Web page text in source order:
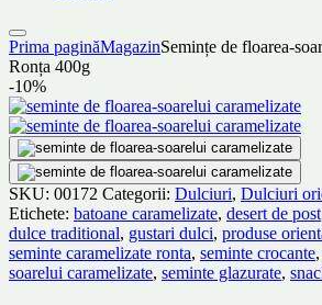
Prima paginăMagazinSemințe de floarea-
Ronța 400g
-10%
SKU: 00172 Categorii: Dulciuri, Dulciuri
Etichete: batoane caramelizate, desert de post
dulce traditional, gustari dulci, produse
seminte caramelizate ronta, seminte crocante,
soarelui caramelizate, seminte glazurate,